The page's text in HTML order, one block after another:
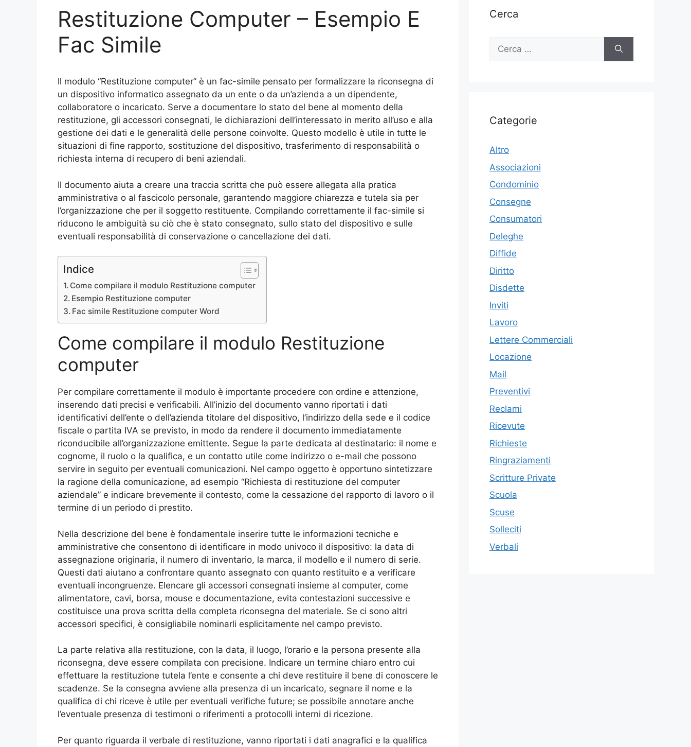
Restituzione Computer​ – Esempio E
Fac Simile
Il modulo “Restituzione computer​” è un fac-simile pensato per formalizzare la riconsegna di
un dispositivo informatico assegnato da un ente o da un’azienda a un dipendente,
collaboratore o incaricato. Serve a documentare lo stato del bene al momento della
restituzione, gli accessori consegnati, le dichiarazioni dell’interessato in merito all’uso e alla
gestione dei dati e le generalità delle persone coinvolte. Questo modello è utile in tutte le
situazioni di fine rapporto, sostituzione del dispositivo, trasferimento di responsabilità o
richiesta interna di recupero di beni aziendali.
Il documento aiuta a creare una traccia scritta che può essere allegata alla pratica
amministrativa o al fascicolo personale, garantendo maggiore chiarezza e tutela sia per
l’organizzazione che per il soggetto restituente. Compilando correttamente il fac-simile si
riducono le ambiguità su ciò che è stato consegnato, sullo stato del dispositivo e sulle
eventuali responsabilità di conservazione o cancellazione dei dati.
Indice
Come compilare il modulo Restituzione computer​
Esempio Restituzione computer​
Fac simile Restituzione computer​ Word
Come compilare il modulo Restituzione
computer​
Per compilare correttamente il modulo è importante procedere con ordine e attenzione,
inserendo dati precisi e verificabili. All’inizio del documento vanno riportati i dati
identificativi dell’ente o dell’azienda titolare del dispositivo, l’indirizzo della sede e il codice
fiscale o partita IVA se previsto, in modo da rendere il documento immediatamente
riconducibile all’organizzazione emittente. Segue la parte dedicata al destinatario: il nome e
cognome, il ruolo o la qualifica, e un contatto utile come indirizzo o e-mail che possono
servire in seguito per eventuali comunicazioni. Nel campo oggetto è opportuno sintetizzare
la ragione della comunicazione, ad esempio “Richiesta di restituzione del computer
aziendale” e indicare brevemente il contesto, come la cessazione del rapporto di lavoro o il
termine di un periodo di prestito.
Nella descrizione del bene è fondamentale inserire tutte le informazioni tecniche e
amministrative che consentono di identificare in modo univoco il dispositivo: la data di
assegnazione originaria, il numero di inventario, la marca, il modello e il numero di serie.
Questi dati aiutano a confrontare quanto assegnato con quanto restituito e a verificare
eventuali incongruenze. Elencare gli accessori consegnati insieme al computer, come
alimentatore, cavi, borsa, mouse e documentazione, evita contestazioni successive e
costituisce una prova scritta della completa riconsegna del materiale. Se ci sono altri
accessori specifici, è consigliabile nominarli esplicitamente nel campo previsto.
La parte relativa alla restituzione, con la data, il luogo, l’orario e la persona presente alla
riconsegna, deve essere compilata con precisione. Indicare un termine chiaro entro cui
effettuare la restituzione tutela l’ente e consente a chi deve restituire il bene di conoscere le
scadenze. Se la consegna avviene alla presenza di un incaricato, segnare il nome e la
qualifica di chi riceve è utile per eventuali verifiche future; se possibile annotare anche
l’eventuale presenza di testimoni o riferimenti a protocolli interni di ricezione.
Per quanto riguarda il verbale di restituzione, vanno riportati i dati anagrafici e la qualifica
Cerca
Ricerca
Categorie
Altro
Associazioni
Condominio
Consegne
Consumatori
Deleghe
Diffide
Diritto
Disdette
Inviti
Lavoro
Lettere Commerciali
Locazione
Mail
Preventivi
Reclami
Ricevute
Richieste
Ringraziamenti
Scritture Private
Scuola
Scuse
Solleciti
Verbali